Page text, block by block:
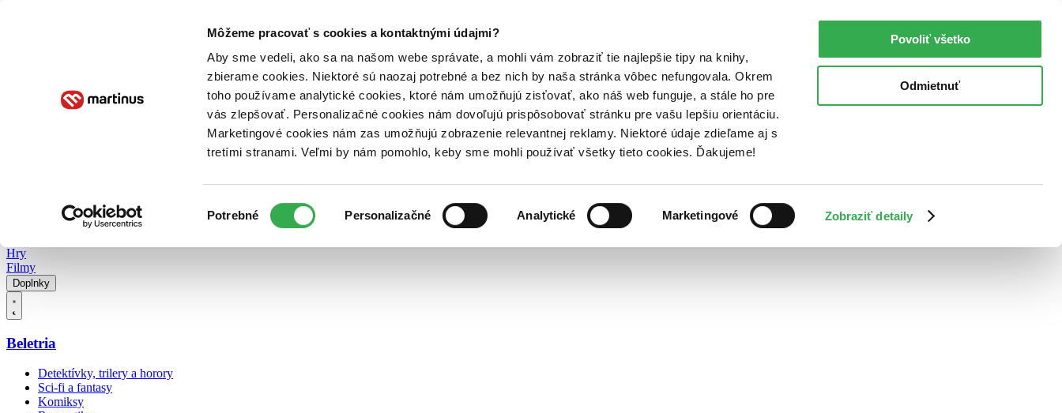
Môžeme pracovať s cookies a kontaktnými údajmi?
Aby sme vedeli, ako sa na našom webe správate, a mohli vám zobraziť tie najlepšie tipy na knihy,
zbierame cookies. Niektoré sú naozaj potrebné a bez nich by naša stránka vôbec nefungovala. Okrem
toho používame analytické cookies, ktoré nám umožňujú zisťovať, ako náš web funguje, a stále ho pre
vás zlepšovať. Personalizačné cookies nám dovoľujú prispôsobovať stránku pre vašu lepšiu orientáciu.
Marketingové cookies nám zas umožňujú zobrazenie relevantnej reklamy. Niektoré údaje zdieľame aj s
tretími stranami. Veľmi by nám pomohlo, keby sme mohli používať všetky tieto cookies. Ďakujeme!
súhlasu
Potrebné Personalizačné Analytické Marketingové Zobraziť detaily
Povoliť všetko
Odmietnuť
Poukážky Kontakt
Hry
Filmy
Doplnky
Beletria
Detektívky, trilery a horory
Sci-fi a fantasy
Komiksy